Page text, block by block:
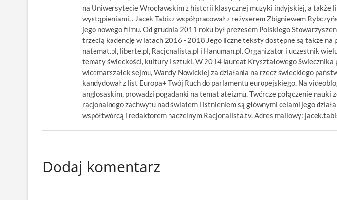
na Uniwersytecie Wrocławskim z historii klasycznej muzyki indyjskiej, a także
wystąpieniami. . Jacek Tabisz współpracował z reżyserem Zbigniewem
jego nowego filmu. Od grudnia 2011 roku był prezesem Polskiego
trzecią kadencję w latach 2016 - 2018 Jego liczne teksty dostępne są także na
natemat.pl, liberte.pl, Racjonalista.pl i Hanuman.pl. Organizator i uczestnik
tematy świeckości, kultury i sztuki. W 2014 laureat Kryształowego Świecznika
wicemarszałek sejmu, Wandy Nowickiej za działania na rzecz świeckiego
kandydował z list Europa+ Twój Ruch do parlamentu europejskiego. Na
anglosaskim, prowadzi pogadanki na temat ateizmu. Twórcze połączenie nauki
racjonalnego zachwytu nad światem i istnieniem są głównymi celami jego
współtwórcą i redaktorem naczelnym Racjonalista.tv. Adres mailowy:
Dodaj komentarz